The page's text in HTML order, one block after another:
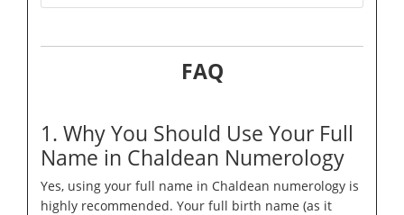
FAQ
1. Why You Should Use Your Full
Name in Chaldean Numerology
Yes, using your full name in Chaldean numerology is
highly recommended. Your full birth name (as it